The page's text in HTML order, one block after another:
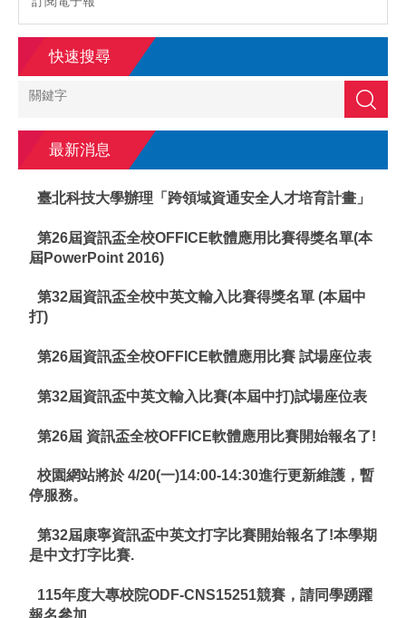
快速搜尋
搜尋
最新消息
臺北科技大學辦理「跨領域資通安全人才培育計畫」
第26屆資訊盃全校OFFICE軟體應用比賽得獎名單(本
屆PowerPoint 2016)
第32屆資訊盃全校中英文輸入比賽得獎名單 (本屆中
打)
第26屆資訊盃全校OFFICE軟體應用比賽 試場座位表
第32屆資訊盃中英文輸入比賽(本屆中打)試場座位表
第26屆 資訊盃全校OFFICE軟體應用比賽開始報名了!
校園網站將於 4/20(一)14:00-14:30進行更新維護，暫
停服務。
第32屆康寧資訊盃中英文打字比賽開始報名了!本學期
是中文打字比賽.
115年度大專校院ODF-CNS15251競賽，請同學踴躍
報名參加